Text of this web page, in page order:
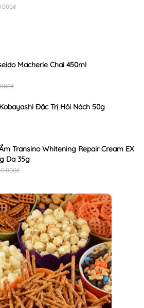
Macherie Chai 450ml
Đặc Trị Hôi Nách 50g
Transino Whitening Repair Cream EX
Da 35g